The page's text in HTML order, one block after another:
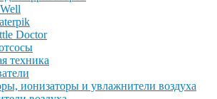
Doctor
техника
ионизаторы и увлажнители воздуха